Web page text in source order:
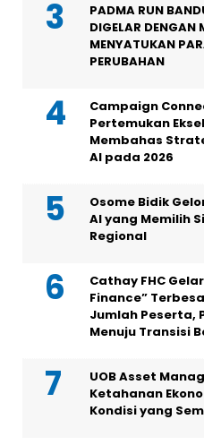
PADMA RUN
DIGELAR DENGAN
MENYATUKAN
PERUBAHAN
Campaign
Pertemukan
Membahas
AI pada 2026
Osome Bidik
AI yang Memilih
Regional
Cathay FHC
Finance”
Jumlah Peserta,
Menuju Transisi
UOB Asset
Ketahanan
Kondisi yang